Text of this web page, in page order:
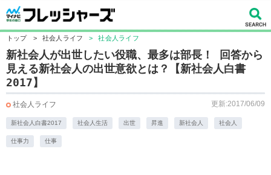
トップ > 社会人ライフ > 社会人ライフ
新社会人が出世したい役職、最多は部長！ 回答から
見える新社会人の出世意欲とは？【新社会人白書
2017】
社会人ライフ 更新:2017/06/09
新社会人白書2017 社会人生活 出世 昇進 新社会人 社会人
仕事力 仕事